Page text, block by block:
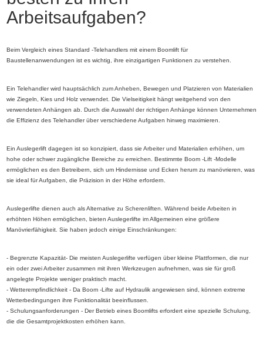
Arbeitsaufgaben?
Beim Vergleich eines Standard -Telehandlers mit einem Boomlift für
Baustellenanwendungen ist es wichtig, ihre einzigartigen Funktionen zu verstehen.
Ein Telehandler wird hauptsächlich zum Anheben, Bewegen und Platzieren von Materialien
wie Ziegeln, Kies und Holz verwendet. Die Vielseitigkeit hängt weitgehend von den
verwendeten Anhängen ab. Durch die Auswahl der richtigen Anhänge können Unternehmen
die Effizienz des Telehandler über verschiedene Aufgaben hinweg maximieren.
Ein Auslegerlift dagegen ist so konzipiert, dass sie Arbeiter und Materialien erhöhen, um
hohe oder schwer zugängliche Bereiche zu erreichen. Bestimmte Boom -Lift -Modelle
ermöglichen es den Betreibern, sich um Hindernisse und Ecken herum zu manövrieren, was
sie ideal für Aufgaben, die Präzision in der Höhe erfordern.
Auslegerlifte dienen auch als Alternative zu Scherenliften. Während beide Arbeiten in
erhöhten Höhen ermöglichen, bieten Auslegerlifte im Allgemeinen eine größere
Manövrierfähigkeit. Sie haben jedoch einige Einschränkungen:
- Begrenzte Kapazität- Die meisten Auslegerlifte verfügen über kleine Plattformen, die nur
ein oder zwei Arbeiter zusammen mit ihren Werkzeugen aufnehmen, was sie für groß
angelegte Projekte weniger praktisch macht.
- Wetterempfindlichkeit - Da Boom -Lifte auf Hydraulik angewiesen sind, können extreme
Wetterbedingungen ihre Funktionalität beeinflussen.
- Schulungsanforderungen - Der Betrieb eines Boomlifts erfordert eine spezielle Schulung,
die die Gesamtprojektkosten erhöhen kann.